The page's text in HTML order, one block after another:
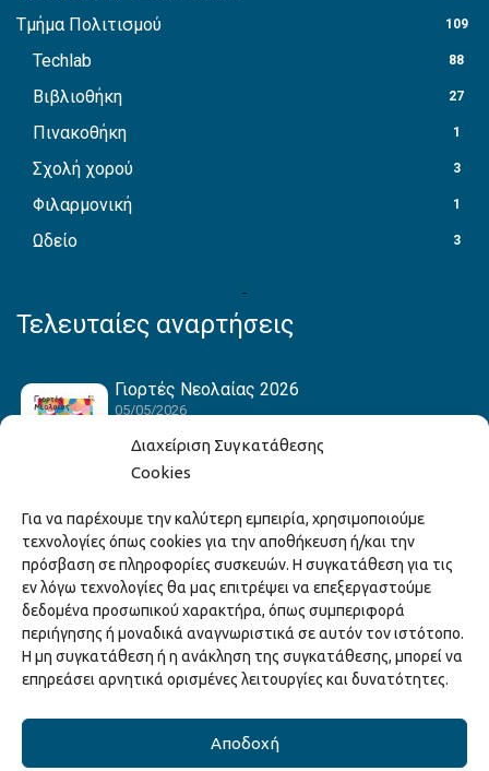
Διαχείριση Συγκατάθεσης
Cookies
Για να παρέχουμε την καλύτερη εμπειρία, χρησιμοποιούμε
τεχνολογίες όπως cookies για την αποθήκευση ή/και την
πρόσβαση σε πληροφορίες συσκευών. Η συγκατάθεση για τις
εν λόγω τεχνολογίες θα μας επιτρέψει να επεξεργαστούμε
δεδομένα προσωπικού χαρακτήρα, όπως συμπεριφορά
περιήγησης ή μοναδικά αναγνωριστικά σε αυτόν τον ιστότοπο.
Η μη συγκατάθεση ή η ανάκληση της συγκατάθεσης, μπορεί να
επηρεάσει αρνητικά ορισμένες λειτουργίες και δυνατότητες.
Αποδοχή
Τμήμα Πολιτισμού 109
Techlab 88
Βιβλιοθήκη 27
Πινακοθήκη 1
Σχολή χορού 3
Φιλαρμονική 1
Ωδείο 3
Τελευταίες αναρτήσεις
Γιορτές Νεολαίας 2026
05/05/2026
Hack the Match: Γνωρίζοντας τα Αμερικανικά
Αθλήματα! Δημιουργώντας το Δικό σου
Game Story!
22/04/2026
Ξάνθη – Πόλις Ονείρων Μουσικών Σχολείων
2026
15/04/2026